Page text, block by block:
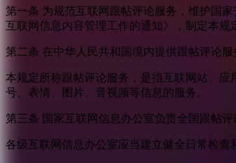
第一条 为规范互联网跟帖评论服务，维护国
互联网信息内容管理工作的通知》，制定本规
第二条 在中华人民共和国境内提供跟帖评论
本规定所称跟帖评论服务，是指互联网站、
号、表情、图片、音视频等信息的服务。
第三条 国家互联网信息办公室负责全国跟帖
各级互联网信息办公室应当建立健全日常检